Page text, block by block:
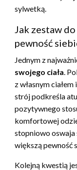
sylwetką.
Jak zestaw
pewność
Jednym z
swojego ciała .
z własnym
strój podkreśla
pozytywnego
komfortowej
stopniowo oswaja
większą pewność
Kolejną kwestią